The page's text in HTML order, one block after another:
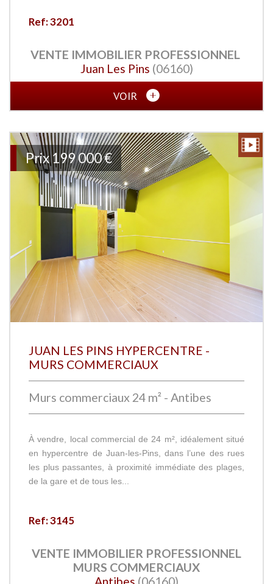
Ref: 3201
VENTE IMMOBILIER PROFESSIONNEL
Juan Les Pins (06160)
VOIR
Prix199 000 €
JUAN LES PINS HYPERCENTRE -
MURS COMMERCIAUX
Murs commerciaux 24 m² - Antibes
À vendre, local commercial de 24 m², idéalement situé
en hypercentre de Juan-les-Pins, dans l’une des rues
les plus passantes, à proximité immédiate des plages,
de la gare et de tous les...
Ref: 3145
VENTE IMMOBILIER PROFESSIONNEL
MURS COMMERCIAUX
Antibes (06160)